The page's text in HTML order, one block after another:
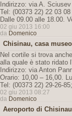
Indirizzo: via A.
Tel: (00373 22) 22 03 08
Dalle 09.00 alle 18.00.
02 giu 2013 16:00
da Domenico
Chisinau, casa
Nel cortile si trova
alla quale è stato ridato
Indirizzo: via Anton
Orario: 10,00 – 16,00.
Tel: (00373 22) 29-26-
02 giu 2013 08:27
da Domenico
Aeroporto di